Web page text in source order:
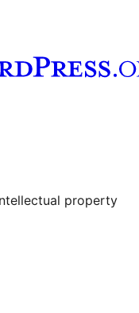
property